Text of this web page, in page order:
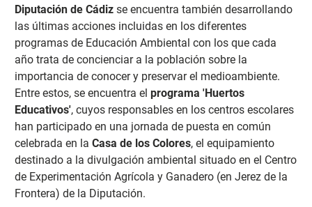
Diputación de Cádizse encuentra también desarrollando
las últimas acciones incluidas en los diferentes
programas de Educación Ambiental con los que cada
año trata de concienciar a la población sobre la
importancia de conocer y preservar el medioambiente.
Entre estos, se encuentra el programa 'Huertos
Educativos', cuyos responsables en los centros escolares
han participado en una jornada de puesta en común
celebrada en la Casa de los Colores, el equipamiento
destinado a la divulgación ambiental situado en el Centro
de Experimentación Agrícola y Ganadero (en Jerez de la
Frontera) de la Diputación.